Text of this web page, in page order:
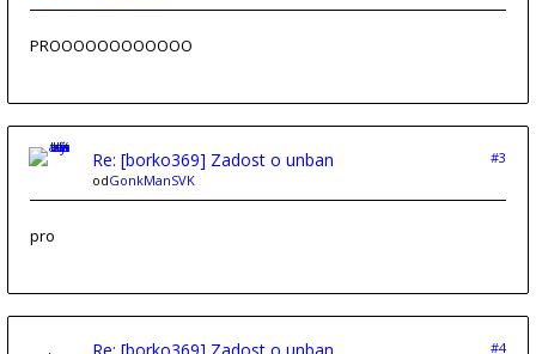
PROOOOOOOOOOOO
Re: [borko369] Zadost o unban
#3
odGonkManSVK
pro
#4